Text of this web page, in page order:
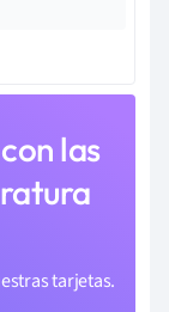
las
tarjetas.